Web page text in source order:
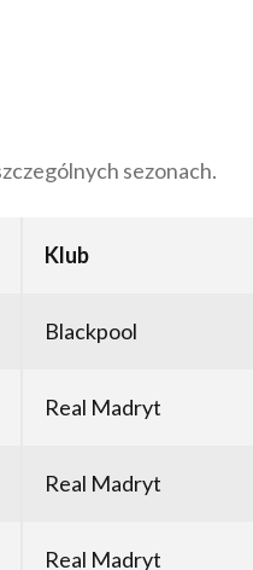
sezonach.
Klub
Blackpool
Real Madryt
Real Madryt
Real Madryt